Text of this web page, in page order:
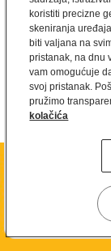
Rudeška cesta 87a,
10000 Zagreb
Kontakt službenika
Mail adresa za
Sve ostale upite
prigovora, pohvale
koristiti precizne
skeniranja
biti valjana na
pristanak, na dnu
vam omogućuje
svoj pristanak.
pružimo
kolačića